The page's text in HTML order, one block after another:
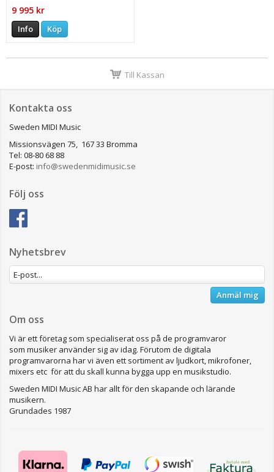
9 995 kr
Info Köp
Till Kassan
Kontakta oss
Sweden MIDI Music
Missionsvägen 75, 167 33 Bromma
Tel: 08-80 68 88
E-post: info@swedenmidimusic.se
Följ oss
Nyhetsbrev
Anmäl mig
Om oss
Vi är ett företag som specialiserat oss på de programvaror
som musiker använder sig av idag. Förutom de digitala
programvarorna har vi även ett sortiment av ljudkort, mikrofoner,
mixers etc för att du skall kunna bygga upp en musikstudio.
Sweden MIDI Music AB har allt för den skapande och lärande
musikern.
Grundades 1987